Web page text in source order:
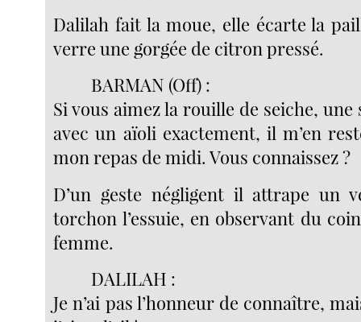
Dalilah fait la moue, elle écarte la
verre une gorgée de citron pressé.
BARMAN (Off) :
Si vous aimez la rouille de seiche, une
avec un aïoli exactement, il m’en
mon repas de midi. Vous connaissez ?
D’un geste négligent il attrape un
torchon l’essuie, en observant du
femme.
DALILAH :
Je n’ai pas l’honneur de connaître,